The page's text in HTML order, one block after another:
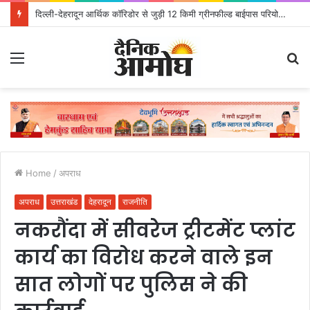
दिल्ली-देहरादून आर्थिक कॉरिडोर से जुड़ी 12 किमी ग्रीनफील्ड बाईपास परियोजना का डीएम ने किया निरीक्षण; समयबद्ध एवं गुणवत्तापूर्ण निर्माण सुनिश्चित करने के निर्देश, सुरक्षा मानकों से कोई समझौता नहींः डीएम
Home / अपराध
अपराध उत्तराखंड देहरादून राजनीति
नकरौंदा में सीवरेज ट्रीटमेंट प्लांट
कार्य का विरोध करने वाले इन
सात लोगों पर पुलिस ने की